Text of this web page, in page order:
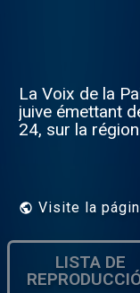
La Voix de la
juive émettant
24, sur la
Visite la
LISTA DE